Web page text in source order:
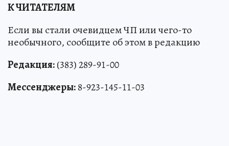
К ЧИТАТЕЛЯМ
Если вы стали очевидцем ЧП или чего-то
необычного, сообщите об этом в редакцию
Редакция:(383) 289-91-00
Мессенджеры:8-923-145-11-03